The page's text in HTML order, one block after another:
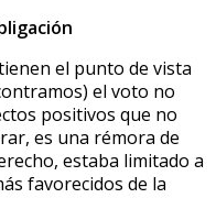
el punto de vista
el voto no
positivos que no
es una rémora de
estaba limitado a
favorecidos de la